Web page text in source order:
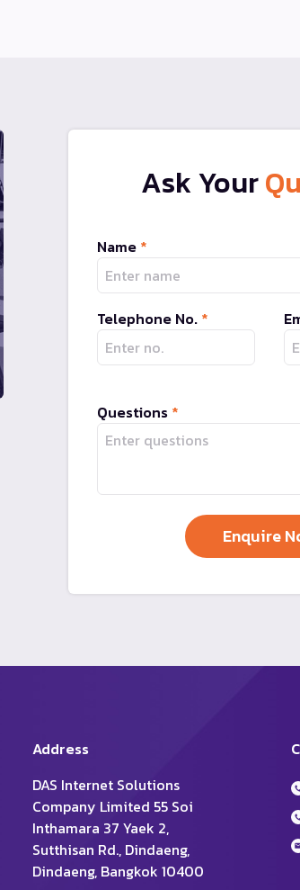
Ask Your
Name *
Telephone No. *
Questions *
Address
DAS Internet Solutions
Company Limited 55 Soi
Inthamara 37 Yaek 2,
Sutthisan Rd., Dindaeng,
Dindaeng, Bangkok 10400